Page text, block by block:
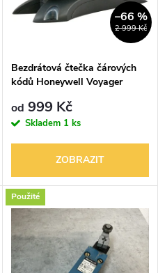
2 999 Kč
–66 %
Bezdrátová čtečka čárových
kódů Honeywell Voyager
od 999 Kč
Skladem 1 ks
ZOBRAZIT
Použité